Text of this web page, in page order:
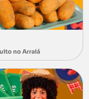
no Arraiá